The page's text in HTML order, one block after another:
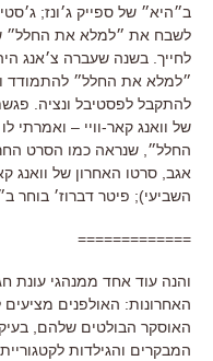
ב״היא״ של ספייק ג׳ונז;
לשבח את ״למלא את החלל״
לחייך. בשנה שעברה צ׳אנג
״למלא את החלל״ להתמודד
להתקבל לפסטיבל ונציה.
של וואנג קאר-וויי –
החלל״, שנראה כמו הסרט
אגב, סרטו האחרון של וואנג
השביעי); פיטר דברוז׳ בוחר
=============
והנה עוד אחד ממנהגי עונת
האחרונות: האולפנים
האוסקר הבולטים שלהם,
המבקרים והגילדות